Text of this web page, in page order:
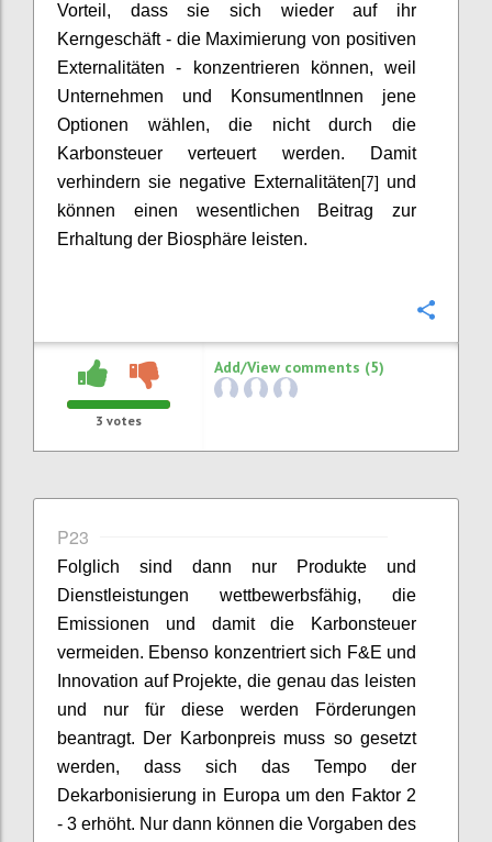
Vorteil, dass sie sich wieder auf ihr
Kerngeschäft - die Maximierung von positiven
Externalitäten - konzentrieren können, weil
Unternehmen und KonsumentInnen jene
Optionen wählen, die nicht durch die
Karbonsteuer verteuert werden. Damit
verhindern sie negative Externalitäten[7] und
können einen wesentlichen Beitrag zur
Erhaltung der Biosphäre leisten.
3 votes
Add/View comments (5)
P23
Folglich sind dann nur Produkte und
Dienstleistungen wettbewerbsfähig, die
Emissionen und damit die Karbonsteuer
vermeiden. Ebenso konzentriert sich F&E und
Innovation auf Projekte, die genau das leisten
und nur für diese werden Förderungen
beantragt. Der Karbonpreis muss so gesetzt
werden, dass sich das Tempo der
Dekarbonisierung in Europa um den Faktor 2
- 3 erhöht. Nur dann können die Vorgaben des